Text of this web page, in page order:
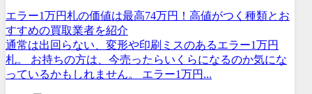
エラー1万円札の価値は最高74万円！高値がつく種類とお
すすめの買取業者を紹介
通常は出回らない、変形や印刷ミスのあるエラー1万円
札。 お持ちの方は、今売ったらいくらになるのか気にな
っているかもしれません。 エラー1万円...